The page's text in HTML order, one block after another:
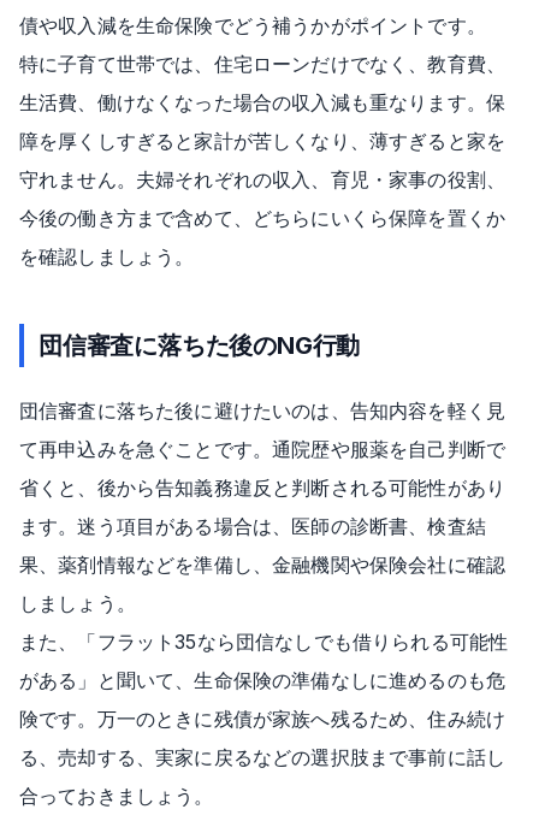
債や収入減を生命保険でどう補うかがポイントです。
特に子育て世帯では、住宅ローンだけでなく、教育費、
生活費、働けなくなった場合の収入減も重なります。保
障を厚くしすぎると家計が苦しくなり、薄すぎると家を
守れません。夫婦それぞれの収入、育児・家事の役割、
今後の働き方まで含めて、どちらにいくら保障を置くか
を確認しましょう。
団信審査に落ちた後のNG行動
団信審査に落ちた後に避けたいのは、告知内容を軽く見
て再申込みを急ぐことです。通院歴や服薬を自己判断で
省くと、後から告知義務違反と判断される可能性があり
ます。迷う項目がある場合は、医師の診断書、検査結
果、薬剤情報などを準備し、金融機関や保険会社に確認
しましょう。
また、「フラット35なら団信なしでも借りられる可能性
がある」と聞いて、生命保険の準備なしに進めるのも危
険です。万一のときに残債が家族へ残るため、住み続け
る、売却する、実家に戻るなどの選択肢まで事前に話し
合っておきましょう。